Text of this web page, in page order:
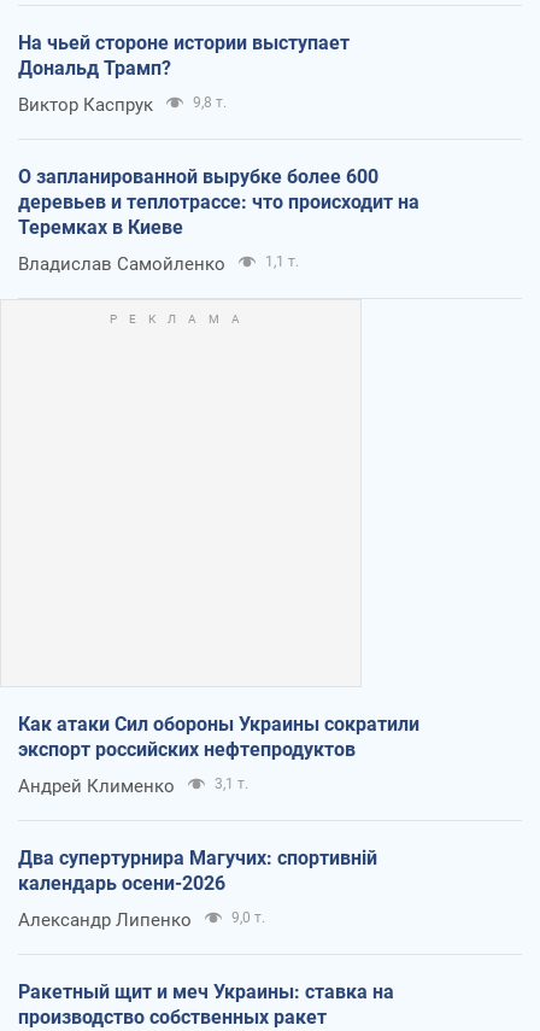
На чьей стороне истории выступает
Дональд Трамп?
Виктор Каспрук 9,8 т.
О запланированной вырубке более 600
деревьев и теплотрассе: что происходит на
Теремках в Киеве
Владислав Самойленко 1,1 т.
Как атаки Сил обороны Украины сократили
экспорт российских нефтепродуктов
Андрей Клименко 3,1 т.
Два супертурнира Магучих: спортивній
календарь осени-2026
Александр Липенко 9,0 т.
Ракетный щит и меч Украины: ставка на
производство собственных ракет